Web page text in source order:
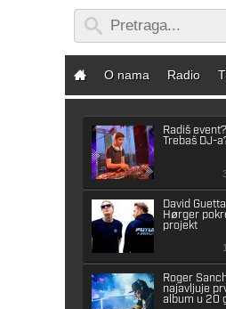
O nama Radio
Radiš
Trebaš DJ-
David
Hørger
projekt
Roger
najavljuje
album u 20